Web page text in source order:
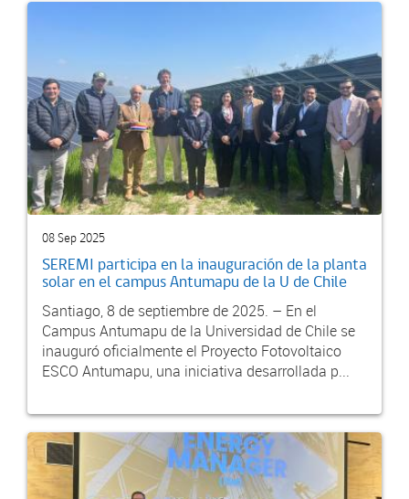
08 Sep 2025
SEREMI participa en la inauguración de la planta
solar en el campus Antumapu de la U de Chile
Santiago, 8 de septiembre de 2025. – En el
Campus Antumapu de la Universidad de Chile se
inauguró oficialmente el Proyecto Fotovoltaico
ESCO Antumapu, una iniciativa desarrollada p...